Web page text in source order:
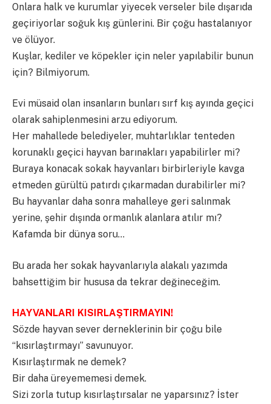
Onlara halk ve kurumlar yiyecek verseler bile dışarıda
geçiriyorlar soğuk kış günlerini. Bir çoğu hastalanıyor
ve ölüyor.
Kuşlar, kediler ve köpekler için neler yapılabilir bunun
için? Bilmiyorum.
Evi müsaid olan insanların bunları sırf kış ayında geçici
olarak sahiplenmesini arzu ediyorum.
Her mahallede belediyeler, muhtarlıklar tenteden
korunaklı geçici hayvan barınakları yapabilirler mi?
Buraya konacak sokak hayvanları birbirleriyle kavga
etmeden gürültü patırdı çıkarmadan durabilirler mi?
Bu hayvanlar daha sonra mahalleye geri salınmak
yerine, şehir dışında ormanlık alanlara atılır mı?
Kafamda bir dünya soru…
Bu arada her sokak hayvanlarıyla alakalı yazımda
bahsettiğim bir hususa da tekrar değineceğim.
HAYVANLARI KISIRLAŞTIRMAYIN!
Sözde hayvan sever derneklerinin bir çoğu bile
“kısırlaştırmayı” savunuyor.
Kısırlaştırmak ne demek?
Bir daha üreyememesi demek.
Sizi zorla tutup kısırlaştırsalar ne yaparsınız? İster